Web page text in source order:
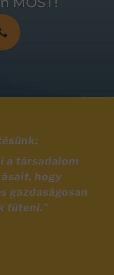
a társadalom
hogy
gazdaságosan
fűteni.”